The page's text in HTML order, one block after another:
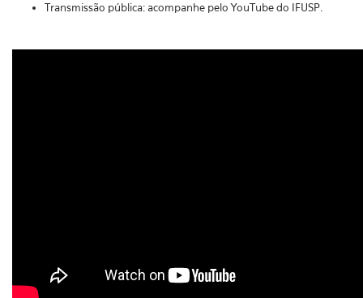
Transmissão pública: acompanhe pelo YouTube do IFUSP.